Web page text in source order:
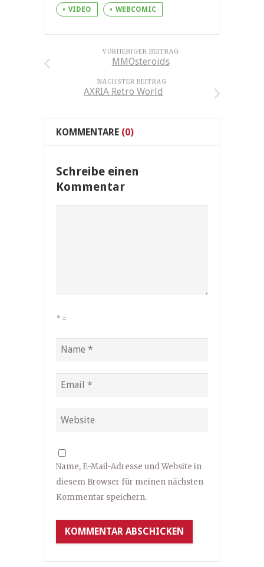
VIDEO WEBCOMIC
VORHERIGER BEITRAG
MMOsteroids
NÄCHSTER BEITRAG
AXRIA Retro World
KOMMENTARE (0)
Schreibe einen
Kommentar
* =
Name, E-Mail-Adresse und Website in
diesem Browser für meinen nächsten
Kommentar speichern.